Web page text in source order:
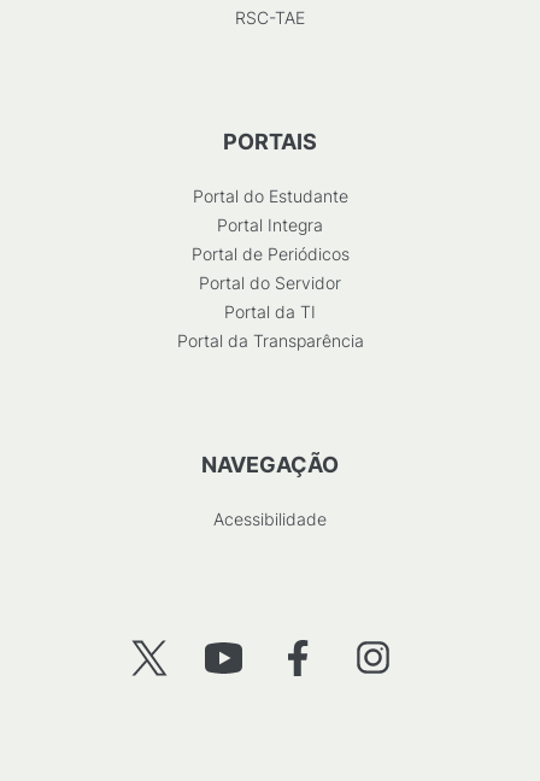
RSC-TAE
PORTAIS
Portal do Estudante
Portal Integra
Portal de Periódicos
Portal do Servidor
Portal da TI
Portal da Transparência
NAVEGAÇÃO
Acessibilidade